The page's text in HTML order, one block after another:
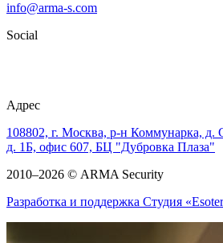
info@arma-s.com
Social
Адрес
108802, г. Москва, р-н Коммунарка, д.
д. 1Б, офис 607, БЦ "Дубровка Плаза"
2010–2026 © ARMA Security
Разработка и поддержка Студия